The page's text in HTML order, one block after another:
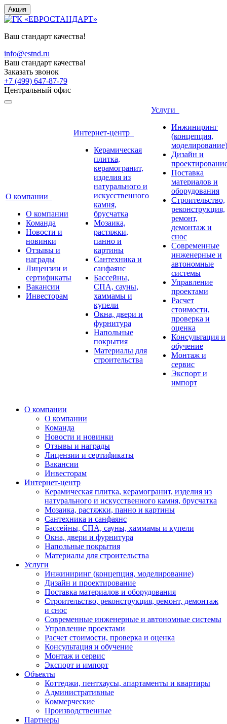
Акция
Ваш стандарт качества!
info@estnd.ru
Ваш стандарт качества!
Заказать звонок
+7 (499) 647-87-79
Центральный офис
О компании
О компании
Команда
Новости и
новинки
Отзывы и
награды
Лицензии и
сертификаты
Вакансии
Инвесторам
Интернет-центр
Керамическая
плитка,
керамогранит,
изделия из
натурального и
искусственного
камня,
брусчатка
Мозаика,
растяжки,
панно и
картины
Сантехника и
санфаянс
Бассейны,
СПА, сауны,
хаммамы и
купели
Окна, двери и
фурнитура
Напольные
покрытия
Материалы для
строительства
Услуги
Инжиниринг
(концепция,
моделирование)
Дизайн и
Поставка
материалов и
оборудования
Строительство,
реконструкция,
ремонт,
демонтаж и
снос
Современные
инженерные и
автономные
системы
Управление
проектами
Расчет
стоимости,
проверка и
оценка
Консультация и
обучение
Монтаж и
сервис
Экспорт и
импорт
О компании
О компании
Команда
Новости и новинки
Отзывы и награды
Лицензии и сертификаты
Вакансии
Инвесторам
Интернет-центр
Керамическая плитка, керамогранит, изделия из
натурального и искусственного камня, брусчатка
Мозаика, растяжки, панно и картины
Сантехника и санфаянс
Бассейны, СПА, сауны, хаммамы и купели
Окна, двери и фурнитура
Напольные покрытия
Материалы для строительства
Услуги
Инжиниринг (концепция, моделирование)
Дизайн и проектирование
Поставка материалов и оборудования
Строительство, реконструкция, ремонт, демонтаж
и снос
Современные инженерные и автономные системы
Управление проектами
Расчет стоимости, проверка и оценка
Консультация и обучение
Монтаж и сервис
Экспорт и импорт
Объекты
Коттеджи, пентхаусы, апартаменты и квартиры
Административные
Коммерческие
Производственные
Партнеры